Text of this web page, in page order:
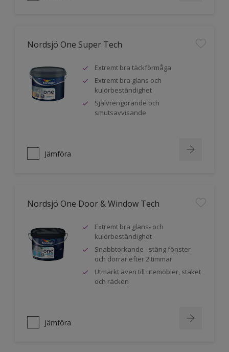
Nordsjö One Super Tech
Extremt bra täckförmåga
Extremt bra glans och
kulörbeständighet
Självrengörande och
smutsavvisande
Jämföra
Nordsjö One Door & Window Tech
Extremt bra glans- och
kulörbeständighet
Snabbtorkande - stäng fönster
och dörrar efter 2 timmar
Utmärkt även till utemöbler, staket
och räcken
Jämföra